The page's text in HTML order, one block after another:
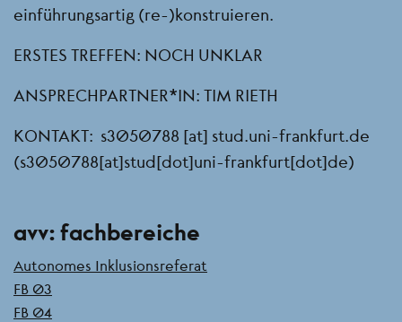
einführungsartig (re-)konstruieren.
ERSTES TREFFEN: NOCH UNKLAR
ANSPRECHPARTNER*IN: TIM RIETH
KONTAKT: s3050788 [at] stud.uni-frankfurt.de
(s3050788[at]stud[dot]uni-frankfurt[dot]de)
Seitenleiste
avv: fachbereiche
Autonomes Inklusionsreferat
FB 03
FB 04